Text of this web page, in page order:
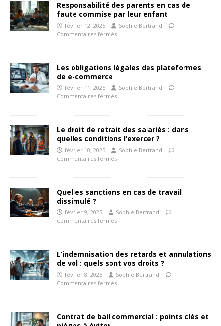
Responsabilité des parents en cas de
faute commise par leur enfant
février 12, 2025
Sophie Bertrand
Commentaires fermés
Les obligations légales des plateformes
de e-commerce
février 11, 2025
Sophie Bertrand
Commentaires fermés
Le droit de retrait des salariés : dans
quelles conditions l’exercer ?
février 10, 2025
Sophie Bertrand
Commentaires fermés
Quelles sanctions en cas de travail
dissimulé ?
février 9, 2025
Sophie Bertrand
Commentaires fermés
L’indemnisation des retards et annulations
de vol : quels sont vos droits ?
février 8, 2025
Sophie Bertrand
Commentaires fermés
Contrat de bail commercial : points clés et